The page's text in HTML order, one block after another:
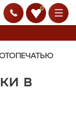
0
в